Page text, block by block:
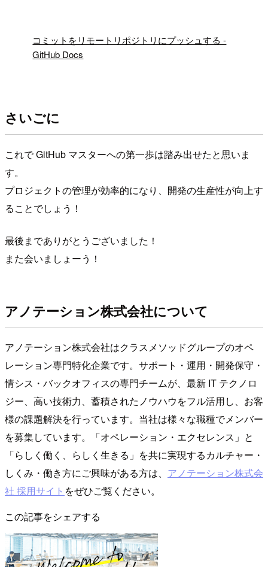
コミットをリモートリポジトリにプッシュする -
GitHub Docs
さいごに
これで GitHub マスターへの第一歩は踏み出せたと思いま
す。
プロジェクトの管理が効率的になり、開発の生産性が向上す
ることでしょう！
最後までありがとうございました！
また会いましょーう！
アノテーション株式会社について
アノテーション株式会社はクラスメソッドグループのオペ
レーション専門特化企業です。サポート・運用・開発保守・
情シス・バックオフィスの専門チームが、最新 IT テクノロ
ジー、高い技術力、蓄積されたノウハウをフル活用し、お客
様の課題解決を行っています。当社は様々な職種でメンバー
を募集しています。「オペレーション・エクセレンス」と
「らしく働く、らしく生きる」を共に実現するカルチャー・
しくみ・働き方にご興味がある方は、 アノテーション株式会
社 採用サイト をぜひご覧ください。
この記事をシェアする